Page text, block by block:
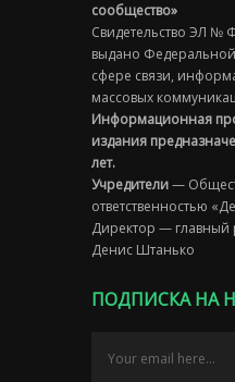
сообщество»
Свидетельство ЭЛ №
выдано
сфере связи,
массовых
Информационная
издания
лет.
Учредители—
ответственностью
Директор — главный
Денис Штанько
ПОДПИСКА НА